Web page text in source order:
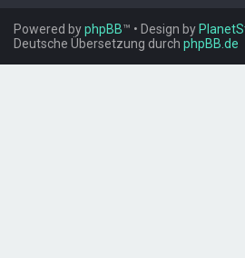
Powered byphpBB™ • Design by
Deutsche Übersetzung durch phpBB.de